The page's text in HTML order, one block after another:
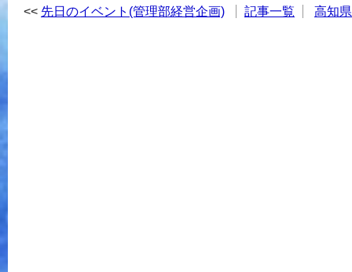
先日のイベント(管理部経営企画) 記事一覧 高知